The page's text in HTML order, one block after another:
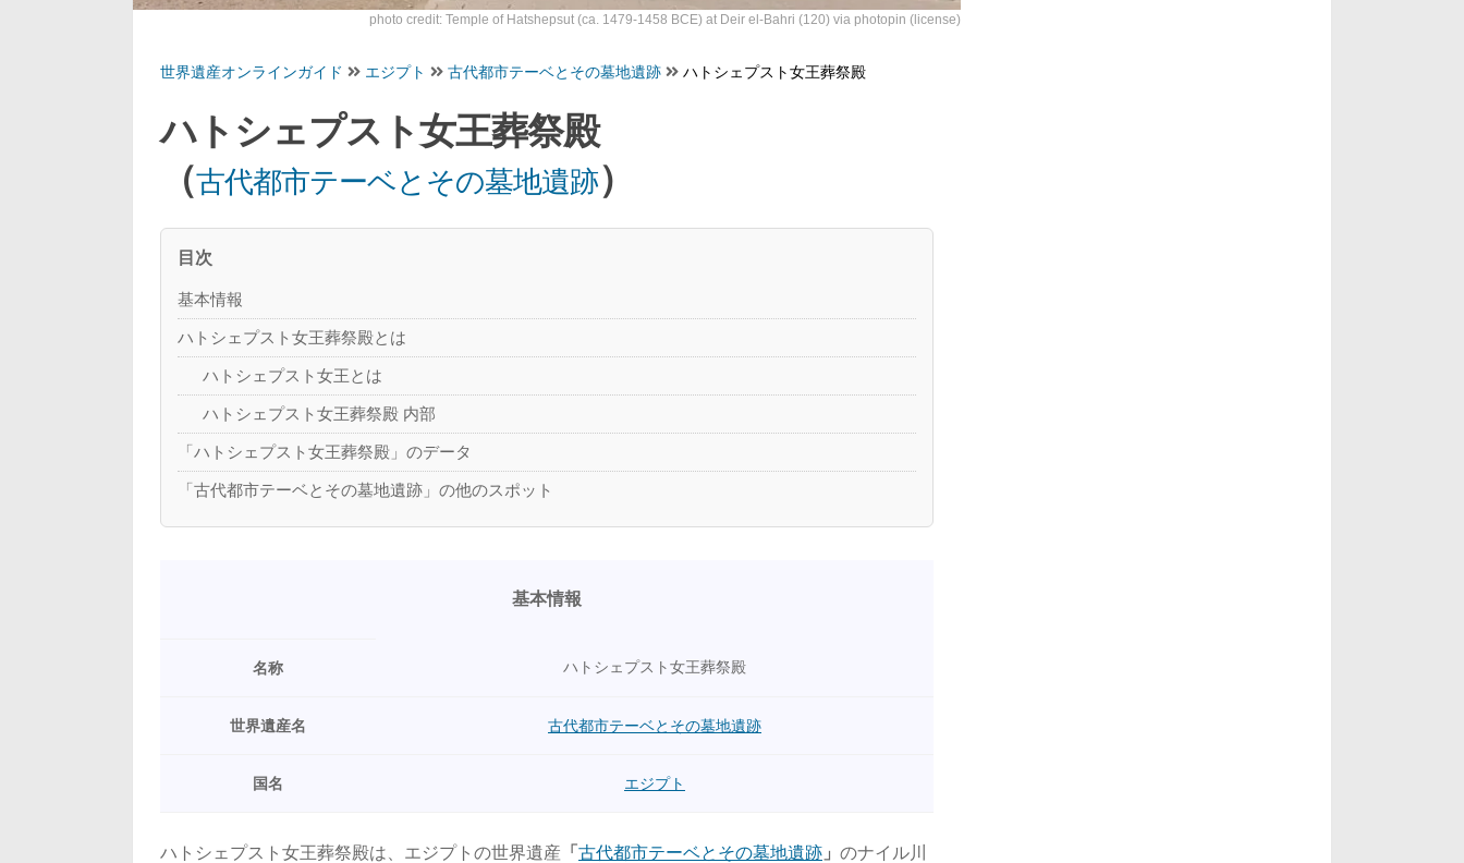
photo credit: Temple of Hatshepsut (ca. 1479-1458 BCE) at Deir el-Bahri (120) via photopin (license)
世界遺産オンラインガイド エジプト 古代都市テーベとその墓地遺跡 ハトシェプスト女王葬祭殿
ハトシェプスト女王葬祭殿
（古代都市テーベとその墓地遺跡）
目次
基本情報
ハトシェプスト女王葬祭殿とは
ハトシェプスト女王とは
ハトシェプスト女王葬祭殿 内部
「ハトシェプスト女王葬祭殿」のデータ
「古代都市テーベとその墓地遺跡」の他のスポット
基本情報
名称 ハトシェプスト女王葬祭殿
世界遺産名 古代都市テーベとその墓地遺跡
国名 エジプト
ハトシェプスト女王葬祭殿は、エジプトの世界遺産 「 古代都市テーベとその墓地遺跡 」 のナイル川